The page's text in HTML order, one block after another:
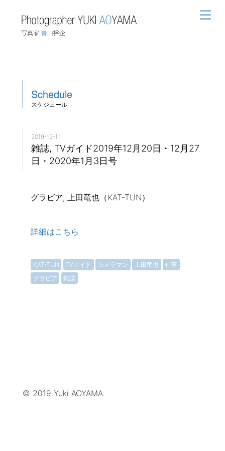
Schedule
スケジュール
2019-12-11
雑誌, TVガイド2019年12月20日・12月27
日・2020年1月3日号
グラビア, 上田竜也（KAT-TUN）
詳細はこちら
KAT-TUN TVガイド カメラマン 上田竜也
仕事
グラビア
雑誌
© 2019 Yuki AOYAMA.